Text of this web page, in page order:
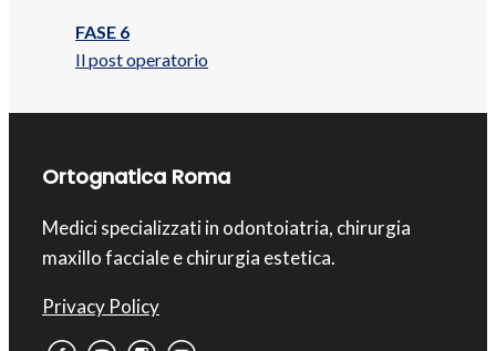
FASE 6
Il post operatorio
Ortognatica Roma
Medici specializzati in odontoiatria, chirurgia
maxillo facciale e chirurgia estetica.
Privacy Policy